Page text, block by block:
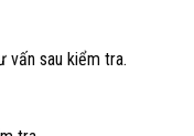
vấn sau kiểm tra.